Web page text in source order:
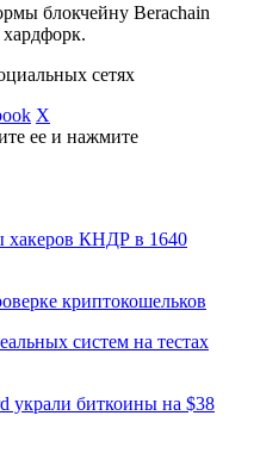
блокчейну Berachain
сетях
X
ее и нажмите
хакеров КНДР в 1640
криптокошельков
систем на тестах
украли биткоины на $38